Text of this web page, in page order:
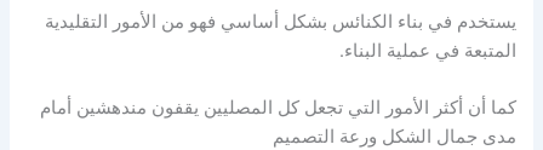
يستخدم في بناء الكنائس بشكل أساسي فهو من الأمور التقليدية
المتبعة في عملية البناء.
كما أن أكثر الأمور التي تجعل كل المصليين يقفون مندهشين أمام
مدى جمال الشكل ورعة التصميم